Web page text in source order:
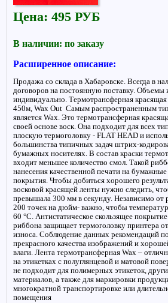
Цена: 495 РУБ
В наличии: по заказу
Расширенное описание:
Продажа со склада в Хабаровске. Всегда в
договоров на постоянную поставку.
индивидуально. Термотрансферная
450м, Wax Out Самым распространенным
является Wax. Это термотрансферная
своей основе воск. Она подходит для всех
плоскую термоголовку - FLAT HEAD и
большинства типичных задач штрих-
бумажных носителях. В состав краски
входит меньшее количество смол. Такой
нанесения качественной печати на
покрытия. Чтобы добиться хорошего
восковой красящей ленты нужно следить,
превышала 300 мм в секунду. Независимо от
200 точек на дюйм- важно, чтобы
60 °С. Антистатическое скользящее
риббона защищает термоголовку принтера
износа. Соблюдение данных рекомендаций
прекрасного качества изображений и
влаги. Лента термотрансферная Wax –
на этикетках с полуглянцевой и матовой
не подходит для полимерных этикеток,
материалов, а также для маркировки
многократной транспортировке или
помещения